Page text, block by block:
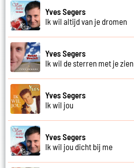
Yves Segers
Ik wil altijd van je dromen
Yves Segers
Ik wil de sterren met je zien
Yves Segers
Ik wil jou
Yves Segers
Ik wil jou dicht bij me